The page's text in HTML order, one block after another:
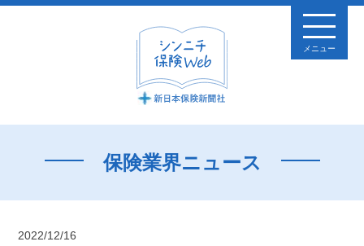
メニュー
保険業界ニュース
2022/12/16